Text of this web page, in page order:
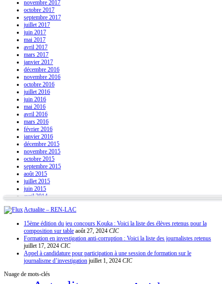
novembre 2017
octobre 2017
septembre 2017
juillet 2017
juin 2017
mai 2017
avril 2017
mars 2017
janvier 2017
décembre 2016
novembre 2016
octobre 2016
juillet 2016
juin 2016
mai 2016
avril 2016
mars 2016
février 2016
janvier 2016
décembre 2015
novembre 2015
octobre 2015
septembre 2015
août 2015
juillet 2015
juin 2015
avril 2014
Actualite – REN-LAC
15ème édition du jeu concours Kouka : Voici la liste des élèves retenus pour la
composition sur table août 27, 2024 CIC
Formation en investigation anti-corruption : Voici la liste des journalistes retenus
juillet 17, 2024 CIC
Appel à candidature pour participation à une session de formation sur le
journalisme d’investigation juillet 1, 2024 CIC
Nuage de mots-clés